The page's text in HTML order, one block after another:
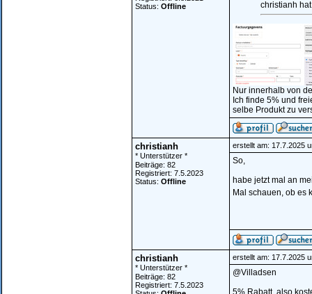
Status: Offline
christianh
Nur innerhalb von
Ich finde 5% und
selbe Produkt zu
christianh
* Unterstützer *
Beiträge: 82
Registriert: 7.5.2023
Status: Offline
erstellt am: 17.7.2025
So,
habe jetzt mal an
Mal schauen, ob es
christianh
* Unterstützer *
Beiträge: 82
Registriert: 7.5.2023
erstellt am: 17.7.2025
@Villadsen
5% Rabatt, also